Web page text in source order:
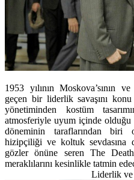
1953 yılının Moskova’sının
geçen bir liderlik savaşını
yönetiminden kostüm
atmosferiyle uyum içinde
döneminin taraflarından biri
hizipçiliği ve koltuk sevdasına
gözler önüne seren The
meraklılarını kesinlikle tatmin
Liderlik ve